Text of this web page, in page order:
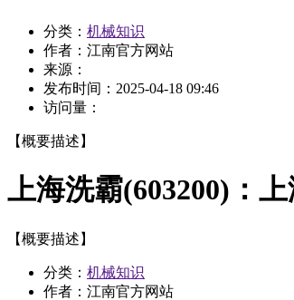
分类： 机械知识
作者：江南官方网站
来源：
发布时间： 2025-04-18 09:46
访问量：
【概要描述】
上海洗霸(603200)：
【概要描述】
分类： 机械知识
作者：江南官方网站